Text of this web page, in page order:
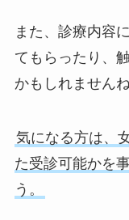
また、診療内容
てもらったり、
かもしれませんね
気になる方は、
た受診可能かを
う。